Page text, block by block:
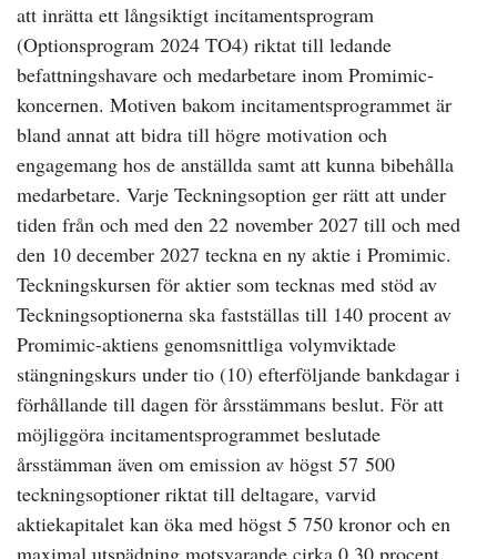
att inrätta ett långsiktigt incitamentsprogram
(Optionsprogram 2024 TO4) riktat till ledande
befattningshavare och medarbetare inom Promimic-
koncernen. Motiven bakom incitamentsprogrammet är
bland annat att bidra till högre motivation och
engagemang hos de anställda samt att kunna bibehålla
medarbetare. Varje Teckningsoption ger rätt att under
tiden från och med den 22 november 2027 till och med
den 10 december 2027 teckna en ny aktie i Promimic.
Teckningskursen för aktier som tecknas med stöd av
Teckningsoptionerna ska fastställas till 140 procent av
Promimic-aktiens genomsnittliga volymviktade
stängningskurs under tio (10) efterföljande bankdagar i
förhållande till dagen för årsstämmans beslut. För att
möjliggöra incitamentsprogrammet beslutade
årsstämman även om emission av högst 57 500
teckningsoptioner riktat till deltagare, varvid
aktiekapitalet kan öka med högst 5 750 kronor och en
maximal utspädning motsvarande cirka 0,30 procent.